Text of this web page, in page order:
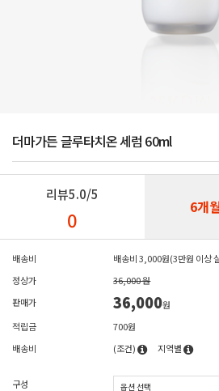
더마가든 글루타치온 세럼 60ml
리뷰5.0/5
0 6개
배송비
배송비 3,000원(3만원 이상
정상가
36,000 원
판매가
36,000원
적립금
700원
배송비
(조건) 지역별
구성